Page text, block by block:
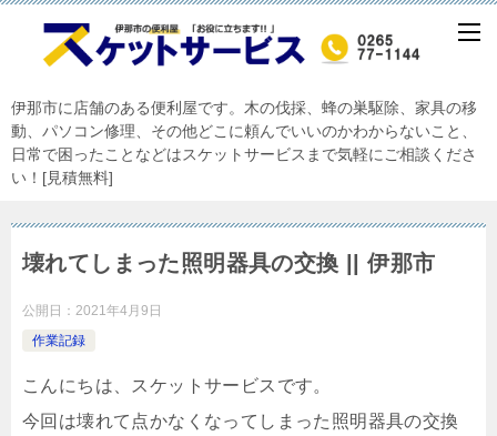
伊那市に店舗のある便利屋です。木の伐採、蜂の巣駆除、家具の移
動、パソコン修理、その他どこに頼んでいいのかわからないこと、
日常で困ったことなどはスケットサービスまで気軽にご相談くださ
い！[見積無料]
壊れてしまった照明器具の交換 || 伊那市
公開日： 2021年4月9日
作業記録
こんにちは、スケットサービスです。
今回は壊れて点かなくなってしまった照明器具の交換